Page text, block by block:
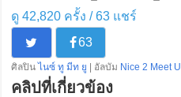
ดู 42,820 ครั้ง /63แชร์
63
ศิลปิน ไนซ์ ทู มีท ยู | อัลบัม Nice 2 Meet U
คลิปที่เกี่ยวข้อง